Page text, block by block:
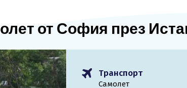
от София през
Транспорт
Самолет